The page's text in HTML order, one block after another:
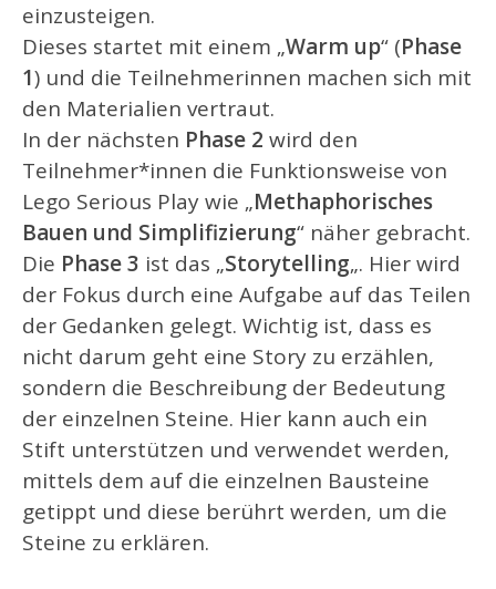
einzusteigen.
Dieses startet mit einem „Warm up“ (Phase
1) und die Teilnehmerinnen machen sich mit
den Materialien vertraut.
In der nächsten Phase 2 wird den
Teilnehmer*innen die Funktionsweise von
Lego Serious Play wie „Methaphorisches
Bauen und Simplifizierung“ näher gebracht.
Die Phase 3 ist das „Storytelling„. Hier wird
der Fokus durch eine Aufgabe auf das Teilen
der Gedanken gelegt. Wichtig ist, dass es
nicht darum geht eine Story zu erzählen,
sondern die Beschreibung der Bedeutung
der einzelnen Steine. Hier kann auch ein
Stift unterstützen und verwendet werden,
mittels dem auf die einzelnen Bausteine
getippt und diese berührt werden, um die
Steine zu erklären.